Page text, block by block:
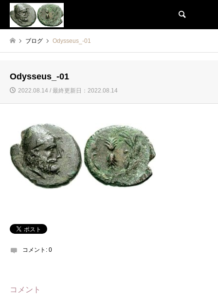
ブログ Odysseus_-01
Odysseus_-01
2022.08.14 / 最終更新日：2022.08.14
コメント: 0
コメント